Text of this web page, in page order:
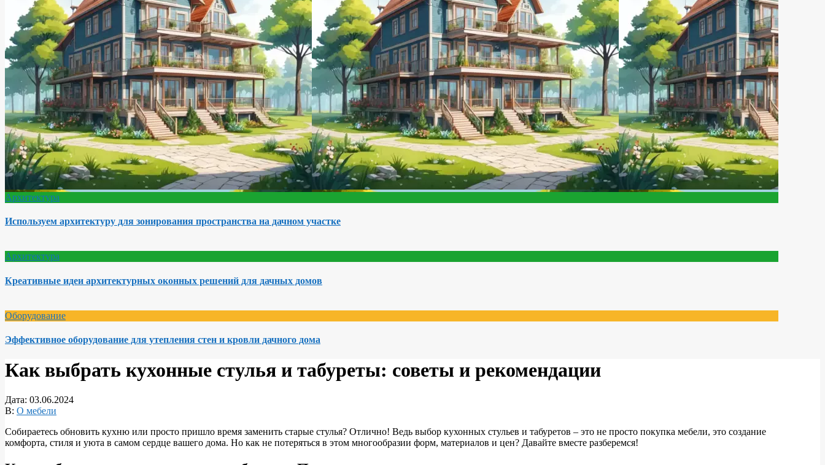
Архитектура
Используем архитектуру для зонирования пространства на дачном участке
Архитектура
Креативные идеи архитектурных оконных решений для дачных домов
Оборудование
Эффективное оборудование для утепления стен и кровли дачного дома
Как выбрать кухонные стулья и табуреты: советы и рекомендации
Дата: 03.06.2024
В: О мебели
Собираетесь обновить кухню или просто пришло время заменить старые стулья? Отлично! Ведь выбор кухонных стульев и табуретов – это не просто покупка мебели, это создание
комфорта, стиля и уюта в самом сердце вашего дома. Но как не потеряться в этом многообразии форм, материалов и цен? Давайте вместе разберемся!